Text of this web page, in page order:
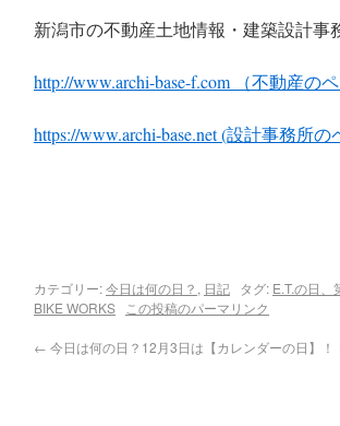
新潟市の不動産土地情報・建築設計事
http://www.archi-base-f.com （不動産のペ
https://www.archi-base.net (設計事務所の
カテゴリー:今日は何の日？ , 日記 タグ: E.T.の日
BIKE WORKS
この投稿のパーマリンク
← 今日は何の日？12月3日は【カレンダーの日】！